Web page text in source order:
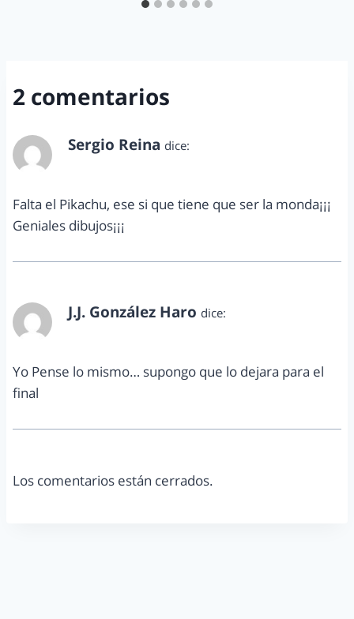
2 comentarios
Sergio Reina dice:
Falta el Pikachu, ese si que tiene que ser la monda¡¡¡
Geniales dibujos¡¡¡
J.J. González Haro dice:
Yo Pense lo mismo… supongo que lo dejara para el
final
Los comentarios están cerrados.